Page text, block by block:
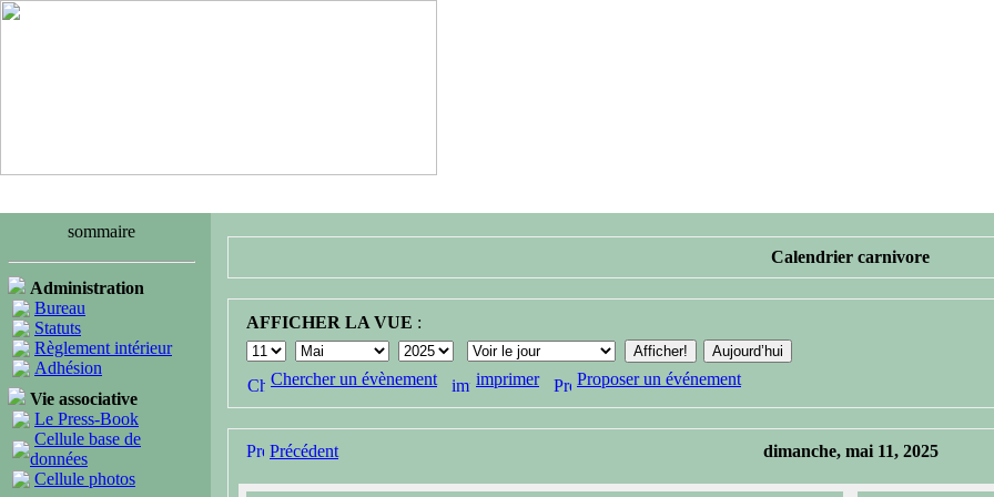
sommaire
Administration
Bureau
Statuts
Règlement intérieur
Adhésion
Vie associative
Le Press-Book
Cellule base de
données
Cellule photos
Calendrier carnivore
AFFICHER LA VUE :
Chercher un évènement imprimer Proposer un événement
Précédent dimanche, mai 11, 2025